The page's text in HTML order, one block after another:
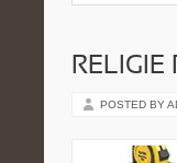
POSTED BY